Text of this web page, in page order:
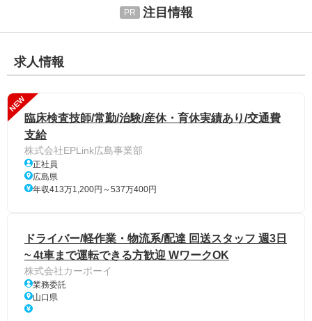
注目情報
求人情報
NEW
臨床検査技師/常勤/治験/産休・育休実績あり/交通費
支給
株式会社EPLink広島事業部
正社員
広島県
年収413万1,200円～537万400円
ドライバー/軽作業・物流系/配達 回送スタッフ 週3日
~ 4t車まで運転できる方歓迎 WワークOK
株式会社カーボーイ
業務委託
山口県